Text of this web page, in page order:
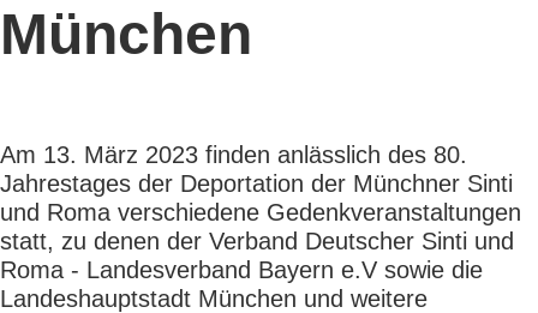
München
Am 13. März 2023 finden anlässlich des 80.
Jahrestages der Deportation der Münchner Sinti
und Roma verschiedene Gedenkveranstaltungen
statt, zu denen der Verband Deutscher Sinti und
Roma - Landesverband Bayern e.V sowie die
Landeshauptstadt München und weitere